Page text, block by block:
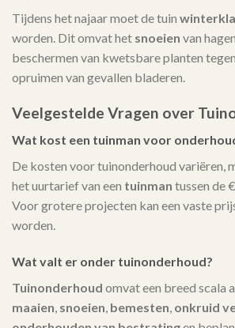
Tijdens het najaar moet de tuin
worden. Dit omvat het snoeien van
beschermen van kwetsbare planten
opruimen van gevallen bladeren.
Veelgestelde Vragen over
Wat kost een tuinman voor
De kosten voor tuinonderhoud variëren,
het uurtarief van een tuinman tussen de
Voor grotere projecten kan een vaste
worden.
Wat valt er onder tuinonderhoud?
Tuinonderhoud omvat een breed scala
maaien, snoeien, bemesten, onkruid